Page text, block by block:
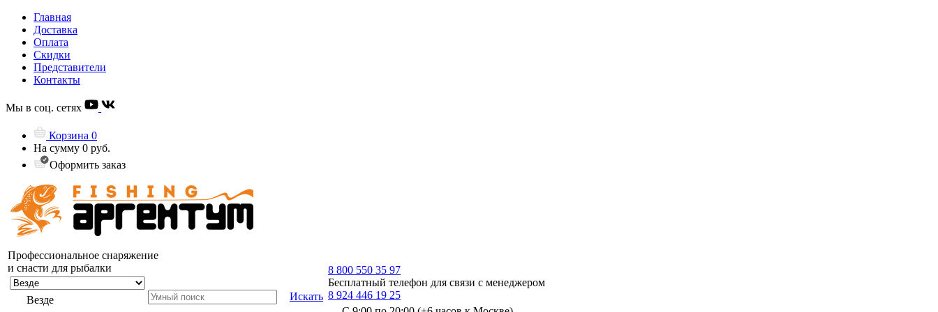
Главная
Доставка
Оплата
Скидки
Представители
Контакты
Мы в соц. сетях
Корзина 0
На сумму 0 руб.
Оформить заказ
Профессиональное снаряжение
и снасти для рыбалки
Везде Искать
8 800 550 35 97
Бесплатный телефон для связи с менеджером
8 924 446 19 25